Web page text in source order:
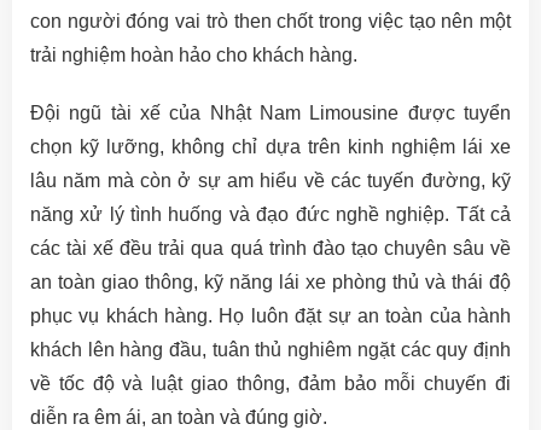
con người đóng vai trò then chốt trong việc tạo nên một
trải nghiệm hoàn hảo cho khách hàng.
Đội ngũ tài xế của Nhật Nam Limousine được tuyển
chọn kỹ lưỡng, không chỉ dựa trên kinh nghiệm lái xe
lâu năm mà còn ở sự am hiểu về các tuyến đường, kỹ
năng xử lý tình huống và đạo đức nghề nghiệp. Tất cả
các tài xế đều trải qua quá trình đào tạo chuyên sâu về
an toàn giao thông, kỹ năng lái xe phòng thủ và thái độ
phục vụ khách hàng. Họ luôn đặt sự an toàn của hành
khách lên hàng đầu, tuân thủ nghiêm ngặt các quy định
về tốc độ và luật giao thông, đảm bảo mỗi chuyến đi
diễn ra êm ái, an toàn và đúng giờ.